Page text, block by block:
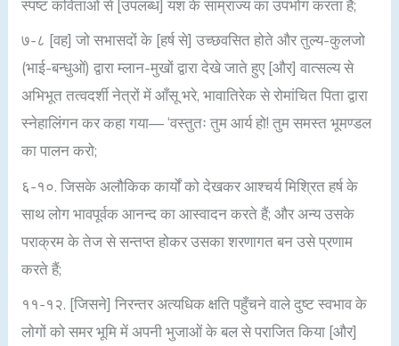
स्पष्ट कविताओं से [उपलब्ध] यश के साम्राज्य का उपभोग करता है;
७-८ [वह] जो सभासदों के [हर्ष से] उच्छवसित होते और तुल्य-कुलजो
(भाई-बन्धुओं) द्वारा म्लान-मुखों द्वारा देखे जाते हुए [और] वात्सल्य से
अभिभूत तत्वदर्शी नेत्रों में आँसू भरे, भावातिरेक से रोमांचित पिता द्वारा
स्नेहालिंगन कर कहा गया— ‘वस्तुतः तुम आर्य हो! तुम समस्त भूमण्डल
का पालन करो;
६-१०. जिसके अलौकिक कार्यों को देखकर आश्चर्य मिश्रित हर्ष के
साथ लोग भावपूर्वक आनन्द का आस्वादन करते हैं; और अन्य उसके
पराक्रम के तेज से सन्तप्त होकर उसका शरणागत बन उसे प्रणाम
करते हैं;
११-१२. [जिसने] निरन्तर अत्यधिक क्षति पहुँचने वाले दुष्ट स्वभाव के
लोगों को समर भूमि में अपनी भुजाओं के बल से पराजित किया [और]